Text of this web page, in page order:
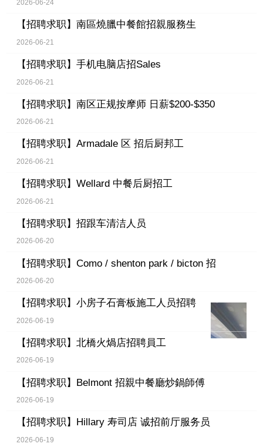
2026-06-24
【招聘求职】 南區燒臘中餐館招親服務生
2026-06-21
【招聘求职】 手机电脑店招Sales
2026-06-21
【招聘求职】 南区正规按摩师 日薪$200-$350
2026-06-21
【招聘求职】 Armadale 区 招后厨邦工
2026-06-21
【招聘求职】 Wellard 中餐后厨招工
2026-06-21
【招聘求职】 招跟车清洁人员
2026-06-20
【招聘求职】 Como / shenton park / bicton 招
2026-06-20
【招聘求职】 小房子石膏板施工人员招聘
2026-06-19
【招聘求职】 北橋火煱店招聘員工
2026-06-19
【招聘求职】 Belmont 招親中餐廳炒鍋師傅
2026-06-19
【招聘求职】 Hillary 寿司店 诚招前厅服务员
2026-06-19